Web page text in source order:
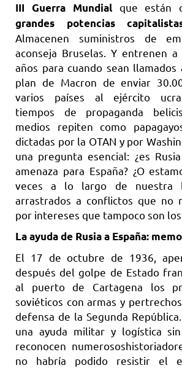
III Guerra Mundialque están
grandes potencias
Almacenen suministros de
aconseja Bruselas. Y entrenen
años para cuando sean
plan de Macron de enviar
varios países al ejército
tiempos de propaganda
medios repiten como
dictadas por la OTAN y por
una pregunta esencial: ¿es
amenaza para España? ¿O
veces a lo largo de nuestra
arrastrados a conflictos que no
por intereses que tampoco son
La ayuda de Rusia a España:
El 17 de octubre de 1936,
después del golpe de Estado
al puerto de Cartagena los
soviéticos con armas y
defensa de la Segunda
una ayuda militar y logística
reconocen
no habría podido resistir el